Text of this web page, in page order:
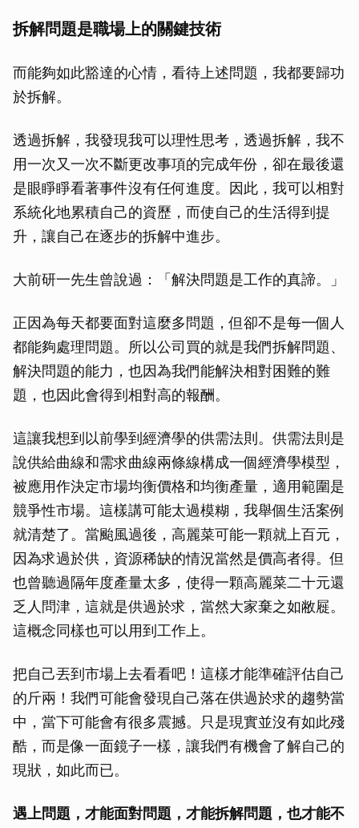
拆解問題是職場上的關鍵技術
而能夠如此豁達的心情，看待上述問題，我都要歸功
於拆解。
透過拆解，我發現我可以理性思考，透過拆解，我不
用一次又一次不斷更改事項的完成年份，卻在最後還
是眼睜睜看著事件沒有任何進度。因此，我可以相對
系統化地累積自己的資歷，而使自己的生活得到提
升，讓自己在逐步的拆解中進步。
大前研一先生曾說過：「解決問題是工作的真諦。」
正因為每天都要面對這麼多問題，但卻不是每一個人
都能夠處理問題。所以公司買的就是我們拆解問題、
解決問題的能力，也因為我們能解決相對困難的難
題，也因此會得到相對高的報酬。
這讓我想到以前學到經濟學的供需法則。供需法則是
說供給曲線和需求曲線兩條線構成一個經濟學模型，
被應用作決定市場均衡價格和均衡產量，適用範圍是
競爭性市場。這樣講可能太過模糊，我舉個生活案例
就清楚了。當颱風過後，高麗菜可能一顆就上百元，
因為求過於供，資源稀缺的情況當然是價高者得。但
也曾聽過隔年度產量太多，使得一顆高麗菜二十元還
乏人問津，這就是供過於求，當然大家棄之如敝屣。
這概念同樣也可以用到工作上。
把自己丟到市場上去看看吧！這樣才能準確評估自己
的斤兩！我們可能會發現自己落在供過於求的趨勢當
中，當下可能會有很多震撼。只是現實並沒有如此殘
酷，而是像一面鏡子一樣，讓我們有機會了解自己的
現狀，如此而已。
遇上問題，才能面對問題，才能拆解問題，也才能不